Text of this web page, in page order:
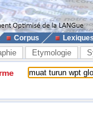
Corpus
Etymologie